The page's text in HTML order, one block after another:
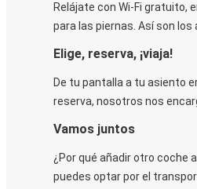
Relájate con Wi-Fi gratuito,
para las piernas. Así son
Elige, reserva, ¡viaja!
De tu pantalla a tu asiento
reserva, nosotros nos
Vamos juntos
¿Por qué añadir otro coche
puedes optar por el